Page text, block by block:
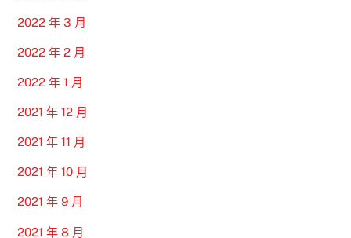
2022 年 3 月
2022 年 2 月
2022 年 1 月
2021 年 12 月
2021 年 11 月
2021 年 10 月
2021 年 9 月
2021 年 8 月